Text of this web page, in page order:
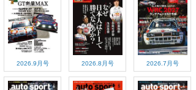
2026.9月号 2026.8月号 2026.7月号